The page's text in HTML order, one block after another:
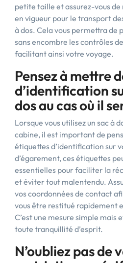
petite taille et assurez-vous
en vigueur pour le transport
à dos. Cela vous permettra de
sans encombre les contrôles
facilitant ainsi votre voyage.
Pensez à mettre
d’identification
dos au cas où il
Lorsque vous utilisez un sac à
cabine, il est important de
étiquettes d’identification sur
d’égarement, ces étiquettes
essentielles pour faciliter la
et éviter tout malentendu.
vos coordonnées de contact
vous être restitué rapidement
C’est une mesure simple mais
toute tranquillité d’esprit.
N’oubliez pas de